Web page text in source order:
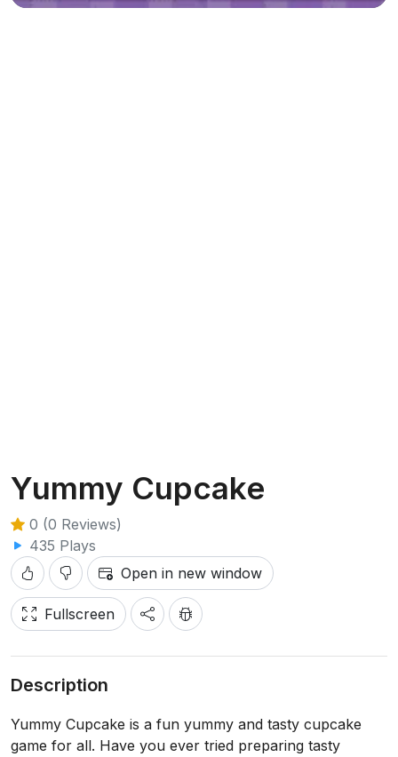
Yummy Cupcake
0 (0 Reviews)
435 Plays
Open in new window
Fullscreen
Description
Yummy Cupcake is a fun yummy and tasty cupcake
game for all. Have you ever tried preparing tasty